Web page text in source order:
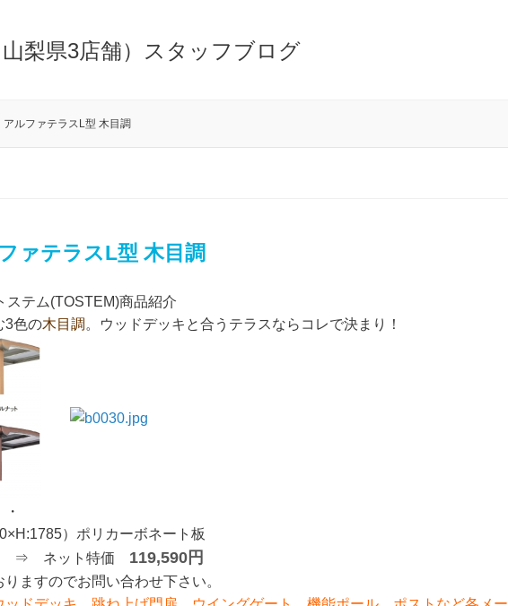
ルファテラスL型 木目調
ァテラスL型 木目調
テム(TOSTEM)商品紹介
3色の木目調 。ウッドデッキと合うテラスならコレで決まり！
）ポリカーボネート板
ネット特価 119,590円
ますのでお問い合わせ下さい。